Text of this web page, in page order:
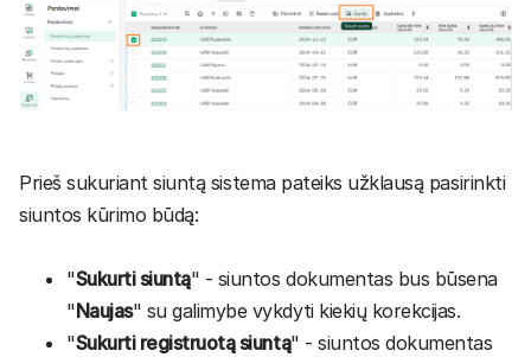
Prieš sukuriant siuntą sistema pateiks užklausą pasirinkti
siuntos kūrimo būdą:
"Sukurti siuntą" - siuntos dokumentas bus būsena
"Naujas" su galimybe vykdyti kiekių korekcijas.
"Sukurti registruotą siuntą" - siuntos dokumentas